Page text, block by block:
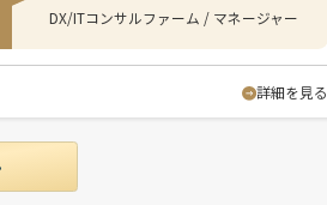
DX/ITコンサルファーム / マネージャー
詳細を見る